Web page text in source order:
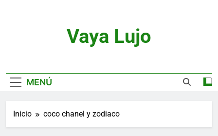
Vaya Lujo
MENÚ
Inicio coco chanel y zodiaco